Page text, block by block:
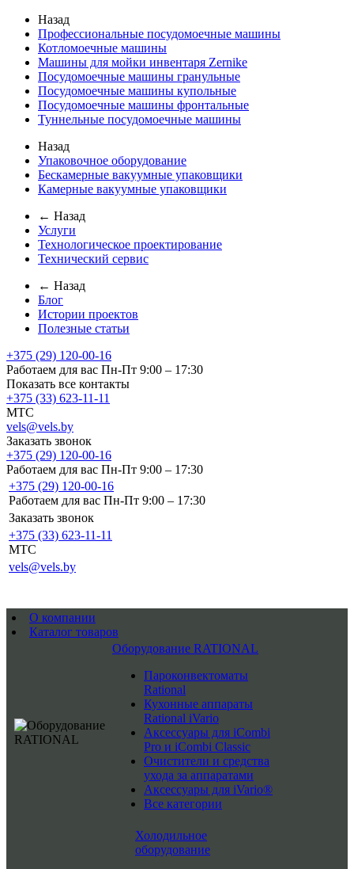
Назад
Профессиональные посудомоечные машины
Котломоечные машины
Машины для мойки инвентаря Zernike
Посудомоечные машины гранульные
Посудомоечные машины купольные
Посудомоечные машины фронтальные
Туннельные посудомоечные машины
Назад
Упаковочное оборудование
Бескамерные вакуумные упаковщики
Камерные вакуумные упаковщики
← Назад
Услуги
Технологическое проектирование
Технический сервис
← Назад
Блог
Истории проектов
Полезные статьи
+375 (29) 120-00-16
Работаем для вас Пн-Пт 9:00 – 17:30
Показать все контакты
+375 (33) 623-11-11
MTC
vels@vels.by
Заказать звонок
+375 (29) 120-00-16
Работаем для вас Пн-Пт 9:00 – 17:30
+375 (29) 120-00-16
Работаем для вас Пн-Пт 9:00 – 17:30
Заказать звонок
+375 (33) 623-11-11
MTC
vels@vels.by
О компании
Каталог товаров
Оборудование RATIONAL
Пароконвектоматы
Rational
Кухонные аппараты
Rational iVario
Аксессуары для iCombi
Pro и iCombi Classic
Очистители и средства
ухода за аппаратами
Аксессуары для iVario®
Все категории
Холодильное
оборудование